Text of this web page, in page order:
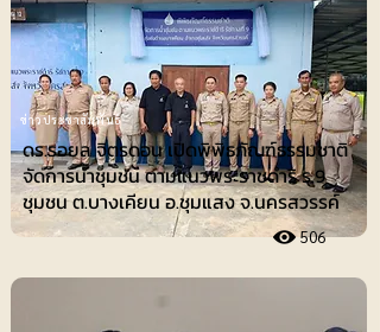
ข่าวประชาสัมพันธ์
ดร.รอยล จิตรดอน เปิดพิพิธภัณฑ์ธรรมชาติ
จัดการน้ำชุมชน ตามแนวพระราชดำริ ร.9
ชุมชน ต.บางเคียน อ.ชุมแสง จ.นครสวรรค์
506